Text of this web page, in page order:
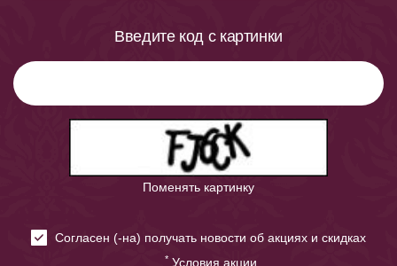
Введите код с картинки
Поменять картинку
Cогласен (-на) получать новости об акциях и скидках
* Условия акции